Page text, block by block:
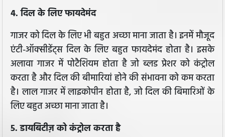
4. दिल के लिए फायदेमंद
गाजर को दिल के लिए भी बहुत अच्छा माना जाता है। इनमें मौजूद
एंटी-ऑक्सीडेंट्स दिल के लिए बहुत फायदेमंद होता है। इसके
अलावा गाजर में पोटैशियम होता है जो ब्लड प्रेशर को कंट्रोल
करता है और दिल की बीमारियां होने की संभावना को कम करता
है। लाल गाजर में लाइकोपीन होता है, जो दिल की बिमारिओं के
लिए बहुत अच्छा माना जाता है।
5. डायबिटीज़ को कंट्रोल करता है